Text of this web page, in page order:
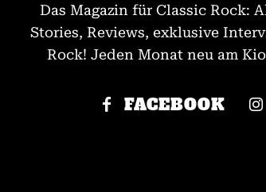
Das Magazin für Classic Rock:
Stories, Reviews, exklusive
Rock! Jeden Monat neu am
FACEBOOK